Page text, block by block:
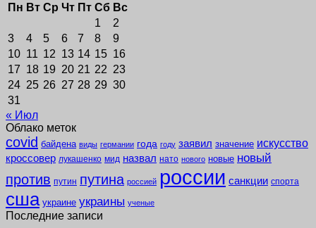
Пн Вт Ср Чт Пт Сб Вс
1
2
3
4 5 6 7 8
9
10 11 12 13 14 15 16
17 18 19 20 21 22 23
24 25 26 27 28 29 30
31
« Июл
Облако меток
covid байдена виды германии года году заявил значение искусство
кроссовер лукашенко мид назвал нато нового новые новый
против путин путина россией россии санкции спорта
сша украине украины ученые
Последние записи